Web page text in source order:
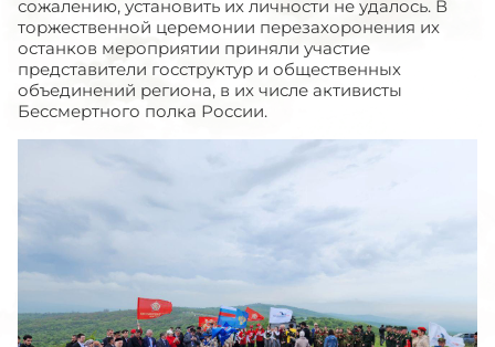
сожалению, установить их личности не удалось. В
торжественной церемонии перезахоронения их
останков мероприятии приняли участие
представители госструктур и общественных
объединений региона, в их числе активисты
Бессмертного полка России.